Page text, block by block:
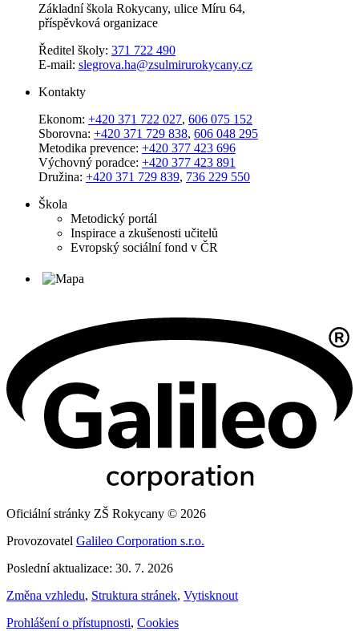
Základní škola Rokycany, ulice Míru 64,
příspěvková organizace
Ředitel školy: 371 722 490
E-mail: slegrova.ha@zsulmirurokycany.cz
Kontakty
Ekonom: +420 371 722 027, 606 075 152
Sborovna: +420 371 729 838, 606 048 295
Metodika prevence: +420 377 423 696
Výchovný poradce: +420 377 423 891
Družina: +420 371 729 839, 736 229 550
Škola
Metodický portál
Inspirace a zkušenosti učitelů
Evropský sociální fond v ČR
Oficiální stránky ZŠ Rokycany © 2026
Provozovatel Galileo Corporation s.r.o.
Poslední aktualizace: 30. 7. 2026
Změna vzhledu, Struktura stránek, Vytisknout
Prohlášení o přístupnosti, Cookies